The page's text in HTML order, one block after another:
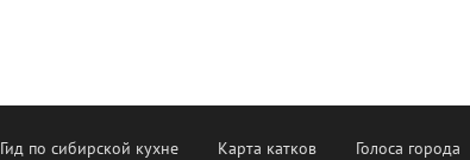
Гид по сибирской кухне Карта катков Голоса города